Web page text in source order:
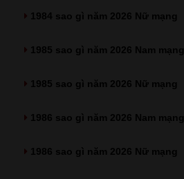
1984 sao gì năm 2026 Nữ mạng
1985 sao gì năm 2026 Nam mạng
1985 sao gì năm 2026 Nữ mạng
1986 sao gì năm 2026 Nam mạng
1986 sao gì năm 2026 Nữ mạng